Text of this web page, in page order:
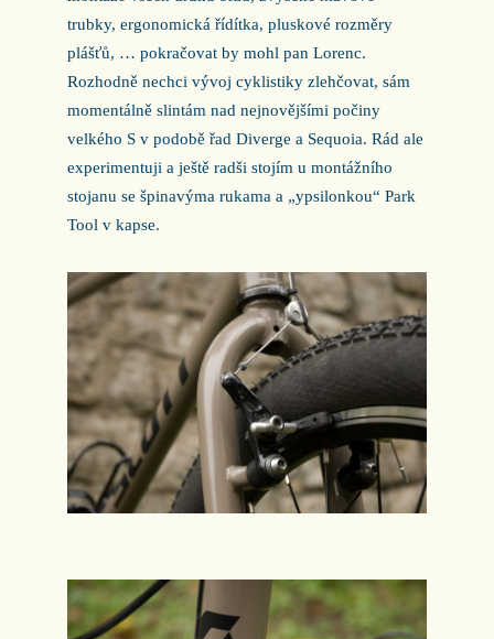
trubky, ergonomická řídítka, pluskové rozměry
plášťů, … pokračovat by mohl pan Lorenc.
Rozhodně nechci vývoj cyklistiky zlehčovat, sám
momentálně slintám nad nejnovějšími počiny
velkého S v podobě řad Diverge a Sequoia. Rád ale
experimentuji a ještě radši stojím u montážního
stojanu se špinavýma rukama a „ypsilonkou“ Park
Tool v kapse.